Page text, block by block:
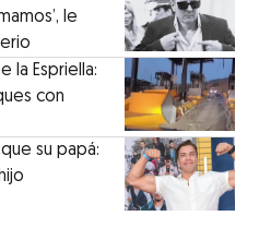
le
la Espriella:
con
su papá: